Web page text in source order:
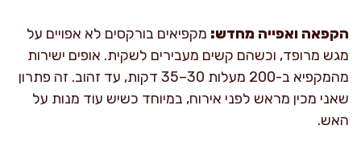
הקפאה ואפייה מחדש: מקפיאים בורקסים לא אפויים על
מגש מרופד, וכשהם קשים מעבירים לשקית. אופים ישירות
מהמקפיא ב-200 מעלות 30–35 דקות, עד זהוב. זה פתרון
שאני מכין מראש לפני אירוח, במיוחד כשיש עוד מנות על
האש.